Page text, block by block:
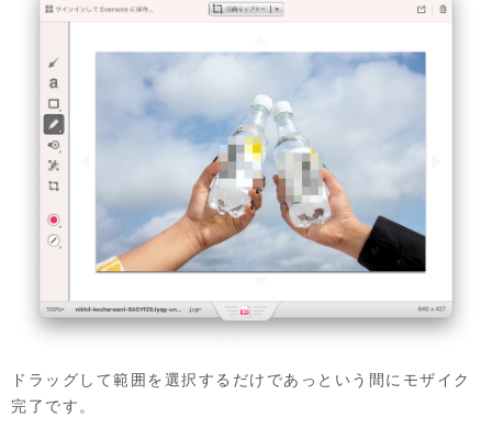
ドラッグして範囲を選択するだけであっという間にモザイク
完了です。